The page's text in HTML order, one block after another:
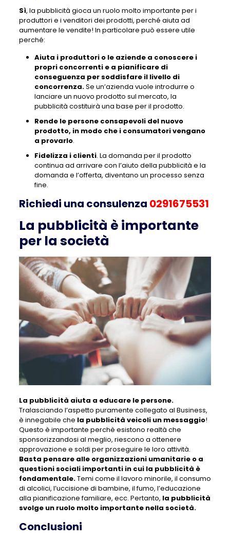
Sì, la pubblicità gioca un ruolo molto importante per i
produttori e i venditori dei prodotti, perché aiuta ad
aumentare le vendite! In particolare può essere utile
perché:
Aiuta i produttori o le aziende a conoscere i
propri concorrenti e a pianificare di
conseguenza per soddisfare il livello di
concorrenza.Se un’azienda vuole introdurre o
lanciare un nuovo prodotto sul mercato, la
pubblicità costituirà una base per il prodotto.
Rende le persone consapevoli del nuovo
prodotto, in modo che i consumatori vengano
a provarlo.
Fidelizza i clienti. La domanda per il prodotto
continua ad arrivare con l’aiuto della pubblicità e la
domanda e l’offerta, diventano un processo senza
fine.
Richiedi una consulenza 0291675531
La pubblicità è importante
per la società
La pubblicità aiuta a educare le persone.
Tralasciando l’aspetto puramente collegato al Business,
è innegabile che la pubblicità veicoli un messaggio!
Questo è importante perchè esistono realtà che
sponsorizzandosi al meglio, riescono a ottenere
approvazione e soldi per proseguire le loro attività.
Basta pensare alle organizzazioni umanitarie o a
questioni sociali importanti in cui la pubblicità è
fondamentale.Temi come il lavoro minorile, il consumo
di alcolici, l’uccisione di bambine, il fumo, l’educazione
alla pianificazione familiare, ecc. Pertanto, la pubblicità
svolge un ruolo molto importante nella società.
Conclusioni